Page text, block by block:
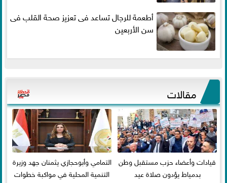
أطعمة للرجال تساعد فى تعزيز صحة القلب فى
سن الأربعين
مقالات
قيادات وأعضاء حزب مستقبل وطن
بدمياط يؤدون صلاة عيد
التمامي وأبوحجازي يثمنان جهد وزيرة
التنمية المحلية في مواكبة خطوات